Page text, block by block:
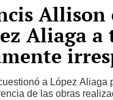
Aliaga a
a López Aliaga
de las obras